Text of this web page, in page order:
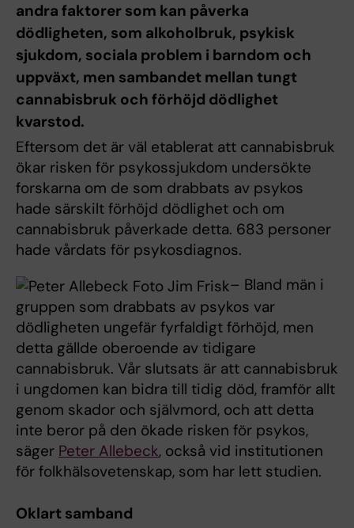
andra faktorer som kan påverka
dödligheten, som alkoholbruk, psykisk
sjukdom, sociala problem i barndom och
uppväxt, men sambandet mellan tungt
cannabisbruk och förhöjd dödlighet
kvarstod.
Eftersom det är väl etablerat att cannabisbruk
ökar risken för psykossjukdom undersökte
forskarna om de som drabbats av psykos
hade särskilt förhöjd dödlighet och om
cannabisbruk påverkade detta. 683 personer
hade vårdats för psykosdiagnos.
– Bland män i
gruppen som drabbats av psykos var
dödligheten ungefär fyrfaldigt förhöjd, men
detta gällde oberoende av tidigare
cannabisbruk. Vår slutsats är att cannabisbruk
i ungdomen kan bidra till tidig död, framför allt
genom skador och självmord, och att detta
inte beror på den ökade risken för psykos,
säger Peter Allebeck, också vid institutionen
för folkhälsovetenskap, som har lett studien.
Oklart samband